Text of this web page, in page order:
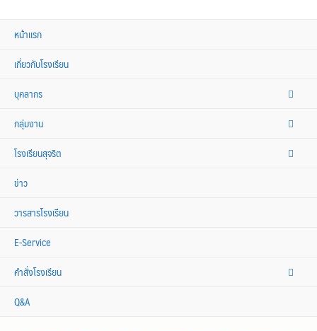
หน้าแรก
เกี่ยวกับโรงเรียน
บุคลากร
กลุ่มงาน
โรงเรียนสุจริต
ข่าว
วารสารโรงเรียน
E-Service
คำสั่งโรงเรียน
Q&A